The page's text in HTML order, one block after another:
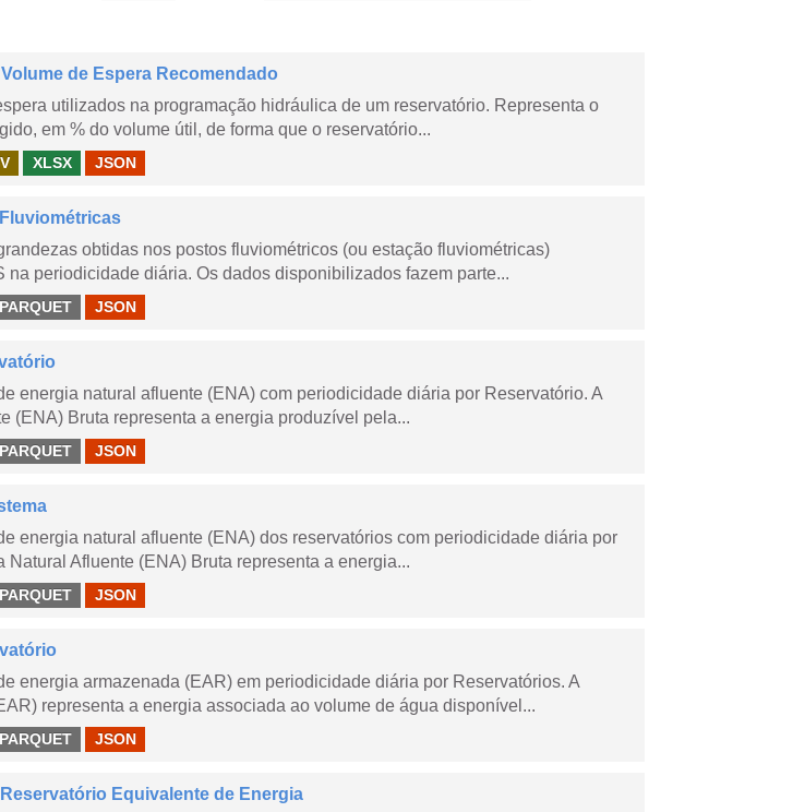
de Espera Recomendado
utilizados na programação hidráulica de um reservatório. Representa o
em % do volume útil, de forma que o reservatório...
XLSX JSON
obtidas nos postos fluviométricos (ou estação fluviométricas)
na periodicidade diária. Os dados disponibilizados fazem parte...
PARQUET JSON
energia natural afluente (ENA) com periodicidade diária por Reservatório. A
(ENA) Bruta representa a energia produzível pela...
PARQUET JSON
energia natural afluente (ENA) dos reservatórios com periodicidade diária por
Natural Afluente (ENA) Bruta representa a energia...
PARQUET JSON
energia armazenada (EAR) em periodicidade diária por Reservatórios. A
representa a energia associada ao volume de água disponível...
PARQUET JSON
Equivalente de Energia